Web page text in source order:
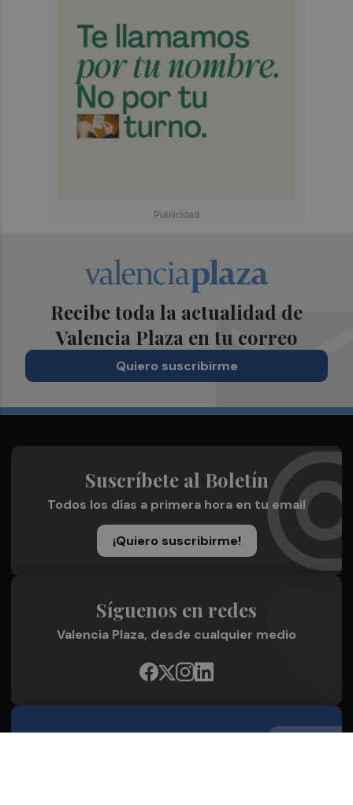
Recibe toda la actualidad de
Valencia Plaza en tu correo
Quiero suscribirme
Suscríbete al Boletín
Todos los días a primera hora en tu email
¡Quiero suscribirme!
Síguenos en redes
Valencia Plaza, desde cualquier medio
Quienes Somos